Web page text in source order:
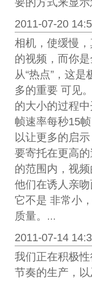
2011-07-20
相机，使缓慢
的视频，而你
从“热点”，这
多的重要 可见
的大小的过程
帧速率每秒15
以让更多的启
要寄托在更高
的范围内，视
他们在诱人亲
它不是 非常小
质量。...
2011-07-14
我们正在积极
节奏的生产，